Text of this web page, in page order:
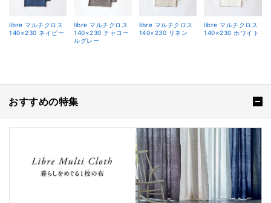
libre マルチクロス
140×230 ネイビー
libre マルチクロス
140×230 チャコー
ルグレー
libre マルチクロス
140×230 リネン
libre マルチクロス
140×230 ホワイト
おすすめの特集